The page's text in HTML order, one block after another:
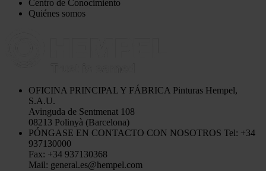
Centro de Conocimiento
Quiénes somos
OFICINA PRINCIPAL Y FÁBRICA Pinturas Hempel,
S.A.U.
Avinguda de Sentmenat 108
08213 Polinyà (Barcelona)
PÓNGASE EN CONTACTO CON NOSOTROS Tel: +34
937130000
Fax: +34 937130368
Mail: general.es@hempel.com